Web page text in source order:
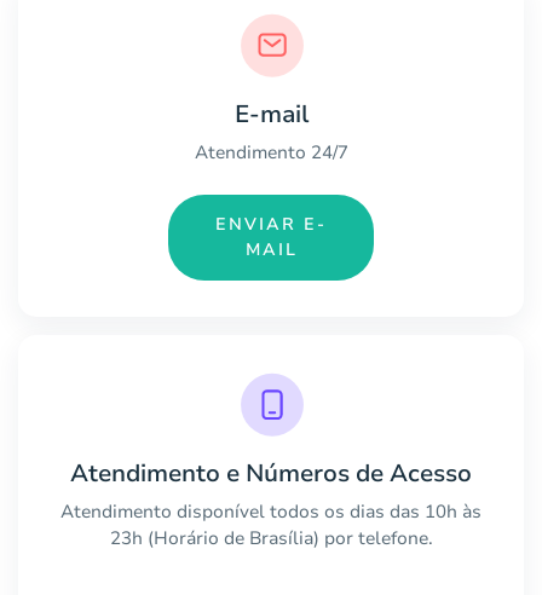
E-mail
Atendimento 24/7
ENVIAR E-
MAIL
Atendimento e Números de Acesso
Atendimento disponível todos os dias das 10h às
23h (Horário de Brasília) por telefone.